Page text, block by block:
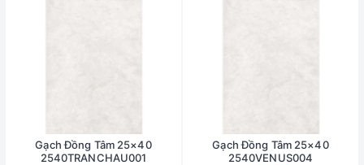
Gạch Đồng Tâm 25×40
2540TRANCHAU001
Gạch Đồng Tâm 25×40
2540VENUS004